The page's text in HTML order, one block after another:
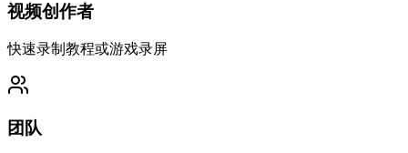
视频创作者
快速录制教程或游戏录屏
团队